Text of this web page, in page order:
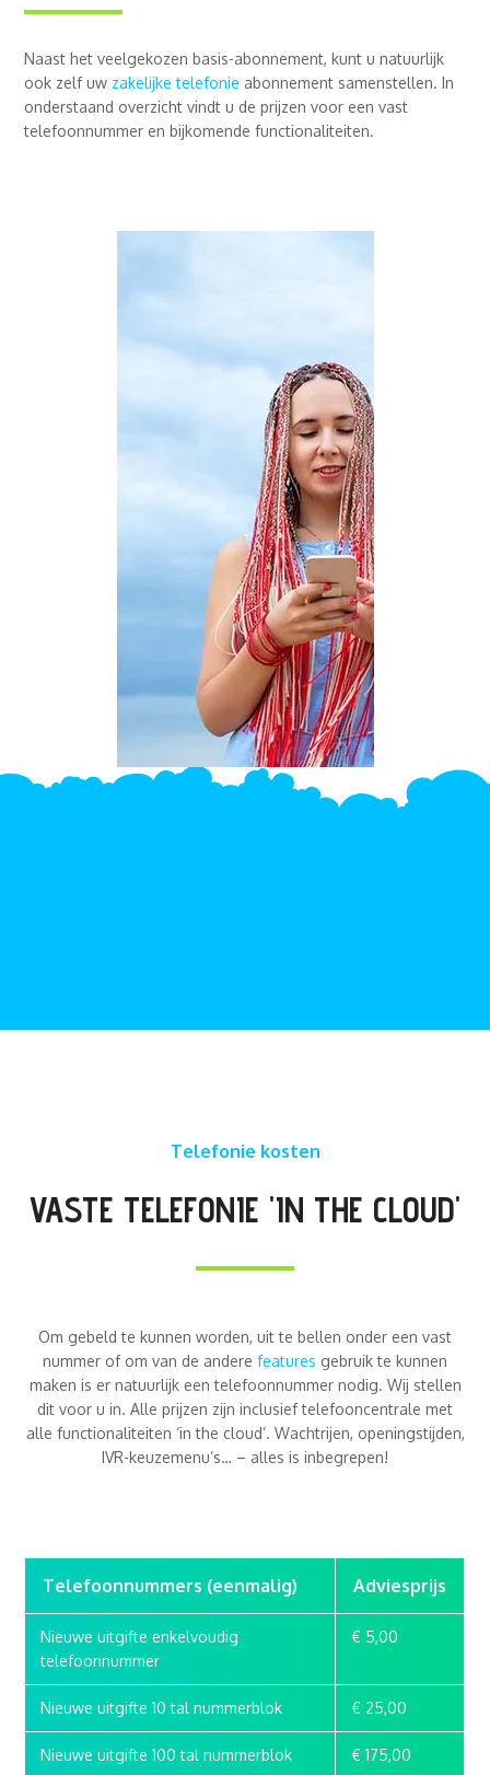
Naast het veelgekozen basis-abonnement, kunt u natuurlijk
ook zelf uw zakelijke telefonie abonnement samenstellen. In
onderstaand overzicht vindt u de prijzen voor een vast
telefoonnummer en bijkomende functionaliteiten.
Telefonie kosten
VASTE TELEFONIE 'IN THE CLOUD'
Om gebeld te kunnen worden, uit te bellen onder een vast
nummer of om van de andere features gebruik te kunnen
maken is er natuurlijk een telefoonnummer nodig. Wij stellen
dit voor u in. Alle prijzen zijn inclusief telefooncentrale met
alle functionaliteiten ‘in the cloud’. Wachtrijen, openingstijden,
IVR-keuzemenu’s… – alles is inbegrepen!
Telefoonnummers (eenmalig) Adviesprijs
Nieuwe uitgifte enkelvoudig
telefoonnummer
€ 5,00
Nieuwe uitgifte 10 tal nummerblok € 25,00
Nieuwe uitgifte 100 tal nummerblok € 175,00